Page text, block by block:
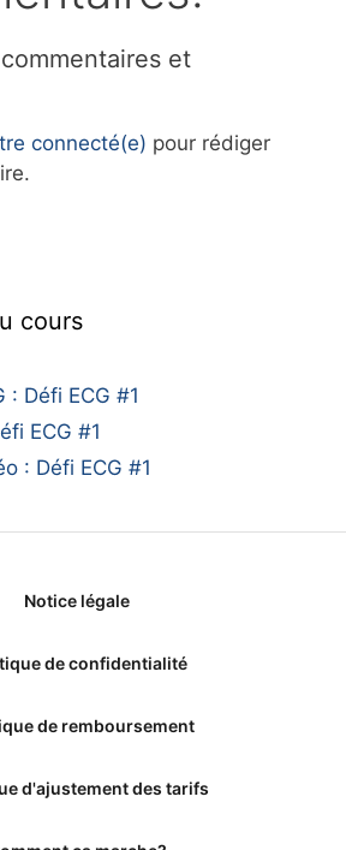
et
connecté(e) pour rédiger
cours
: Défi ECG #1
ECG #1
: Défi ECG #1
Notice légale
de confidentialité
de remboursement
d'ajustement des tarifs